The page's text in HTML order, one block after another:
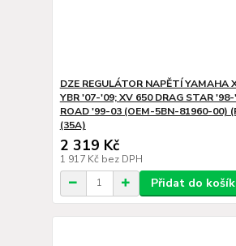
DZE REGULÁTOR NAPĚTÍ YAMAHA
YBR '07-'09; XV 650 DRAG STAR
ROAD '99-03 (OEM-5BN-81960-00)
(35A)
2 319 Kč
1 917 Kč bez DPH
Přidat do